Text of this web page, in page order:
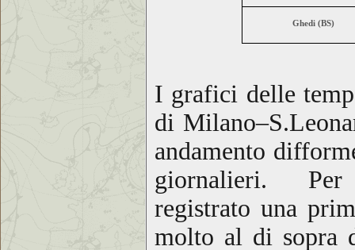
Ghedi (BS)
I grafici delle
di
andamento
giornalieri. Per
registrato una
molto al di sopra